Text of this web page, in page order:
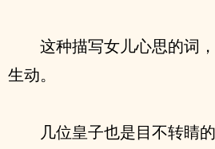
这种描写女儿心思的词
生动。
几位皇子也是目不转睛